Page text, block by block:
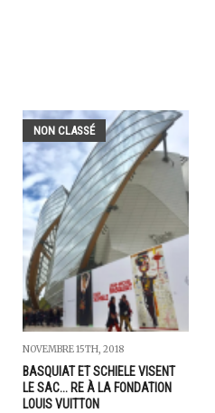
NON CLASSÉ
NOVEMBRE 15TH, 2018
BASQUIAT ET SCHIELE VISENT
LE SAC... RE À LA FONDATION
LOUIS VUITTON